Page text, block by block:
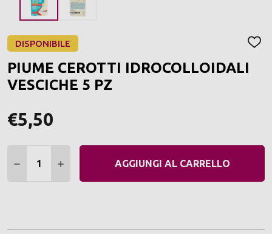
DISPONIBILE
DEI
PIUME CEROTTI IDROCOLLOIDALI
VESCICHE 5 PZ
€5,50
DIMINUIRE QUANTITÀ:
AUMENTARE QUANTITÀ:
AGGIUNGI AL CARRELLO